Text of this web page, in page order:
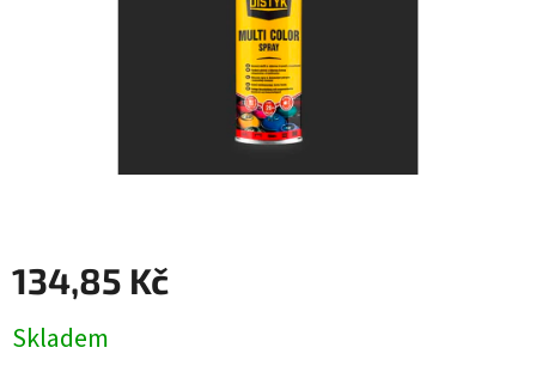
134,85 Kč
cena:
Skladem